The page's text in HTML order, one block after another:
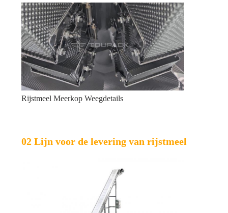
Rijstmeel Meerkop Weegdetails
02 Lijn voor de levering van rijstmeel